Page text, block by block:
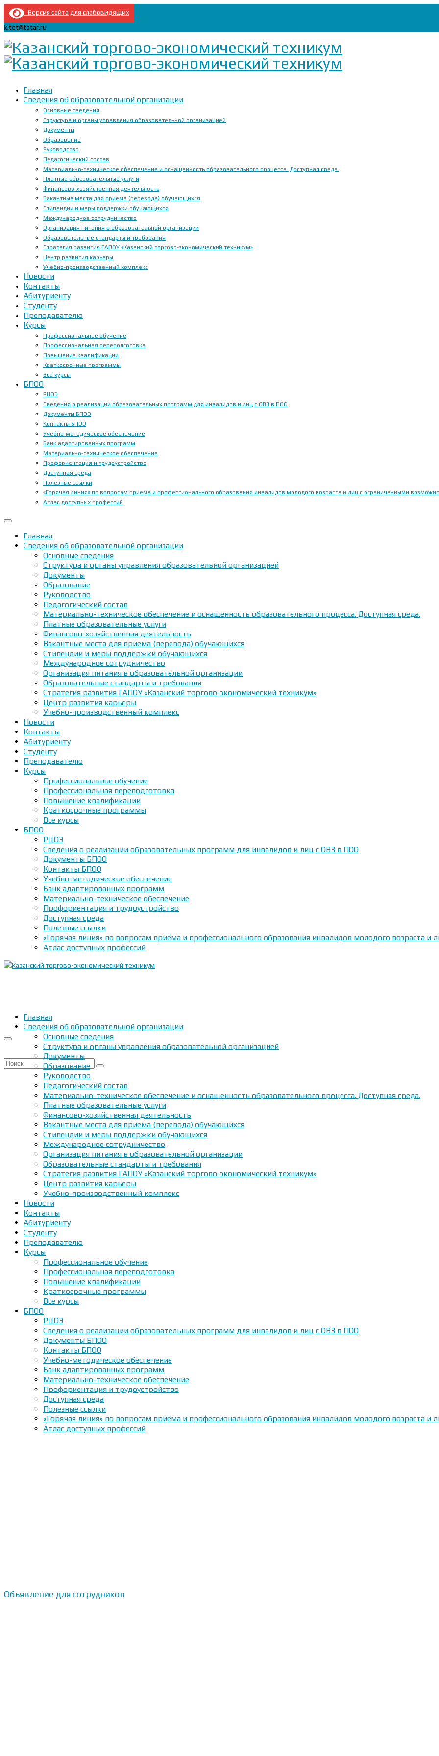
Версия сайта для слабовидящих
k.tet@tatar.ru
Главная
Сведения об образовательной организации
Основные сведения
Структура и органы управления образовательной организацией
Документы
Образование
Руководство
Педагогический состав
Материально-техническое обеспечение и оснащенность образовательного процесса. Доступная среда.
Платные образовательные услуги
Финансово-хозяйственная деятельность
Вакантные места для приема (перевода) обучающихся
Стипендии и меры поддержки обучающихся
Международное сотрудничество
Организация питания в образовательной организации
Образовательные стандарты и требования
Стратегия развития ГАПОУ «Казанский торгово-экономический техникум»
Центр развития карьеры
Учебно-производственный комплекс
Новости
Контакты
Абитуриенту
Студенту
Преподавателю
Курсы
Профессиональное обучение
Профессиональная переподготовка
Повышение квалификации
Краткосрочные программы
Все курсы
БПОО
РЦОЭ
Сведения о реализации образовательных программ для инвалидов и лиц с ОВЗ в ПОО
Документы БПОО
Контакты БПОО
Учебно-методическое обеспечение
Банк адаптированных программ
Материально-техническое обеспечение
Профориентация и трудоустройство
Доступная среда
Полезные ссылки
«Горячая линия» по вопросам приёма и профессионального образования инвалидов молодого возраста и лиц с ограниченными
Атлас доступных профессий
Главная
Сведения об образовательной организации
Основные сведения
Структура и органы управления образовательной организацией
Документы
Образование
Руководство
Педагогический состав
Материально-техническое обеспечение и оснащенность образовательного процесса. Доступная среда.
Платные образовательные услуги
Финансово-хозяйственная деятельность
Вакантные места для приема (перевода) обучающихся
Стипендии и меры поддержки обучающихся
Международное сотрудничество
Организация питания в образовательной организации
Образовательные стандарты и требования
Стратегия развития ГАПОУ «Казанский торгово-экономический техникум»
Центр развития карьеры
Учебно-производственный комплекс
Новости
Контакты
Абитуриенту
Студенту
Преподавателю
Курсы
Профессиональное обучение
Профессиональная переподготовка
Повышение квалификации
Краткосрочные программы
Все курсы
БПОО
РЦОЭ
Сведения о реализации образовательных программ для инвалидов и лиц с ОВЗ в ПОО
Документы БПОО
Контакты БПОО
Учебно-методическое обеспечение
Банк адаптированных программ
Материально-техническое обеспечение
Профориентация и трудоустройство
Доступная среда
Полезные ссылки
«Горячая линия» по вопросам приёма и профессионального образования инвалидов молодого возраста
Атлас доступных профессий
Искать:
Главная
Сведения об образовательной организации
Основные сведения
Структура и органы управления образовательной организацией
Документы
Образование
Руководство
Педагогический состав
Материально-техническое обеспечение и оснащенность образовательного процесса. Доступная среда.
Платные образовательные услуги
Финансово-хозяйственная деятельность
Вакантные места для приема (перевода) обучающихся
Стипендии и меры поддержки обучающихся
Международное сотрудничество
Организация питания в образовательной организации
Образовательные стандарты и требования
Стратегия развития ГАПОУ «Казанский торгово-экономический техникум»
Центр развития карьеры
Учебно-производственный комплекс
Новости
Контакты
Абитуриенту
Студенту
Преподавателю
Курсы
Профессиональное обучение
Профессиональная переподготовка
Повышение квалификации
Краткосрочные программы
Все курсы
БПОО
РЦОЭ
Сведения о реализации образовательных программ для инвалидов и лиц с ОВЗ в ПОО
Документы БПОО
Контакты БПОО
Учебно-методическое обеспечение
Банк адаптированных программ
Материально-техническое обеспечение
Профориентация и трудоустройство
Доступная среда
Полезные ссылки
«Горячая линия» по вопросам приёма и профессионального образования инвалидов молодого возраста
Атлас доступных профессий
Объявление для сотрудников